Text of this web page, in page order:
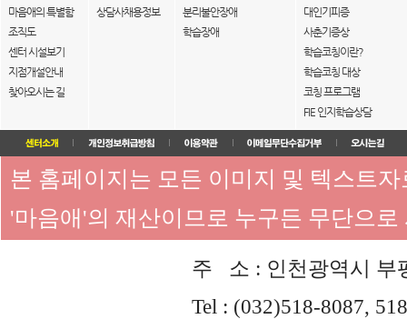
마음애의 특별함
조직도
센터 시설보기
지점개설안내
찾아오시는 길
상담사채용정보
분리불안장애
학습장애
대인기피증
사춘기증상
학습코칭이란?
학습코칭 대상
코칭 프로그램
FIE 인지학습상담
본 홈페이지는 모든 이미지 및 텍스트
'마음애'의 재산이므로 누구든 무단으
주 소 : 인천광역시 부
Tel : (032)518-8087,